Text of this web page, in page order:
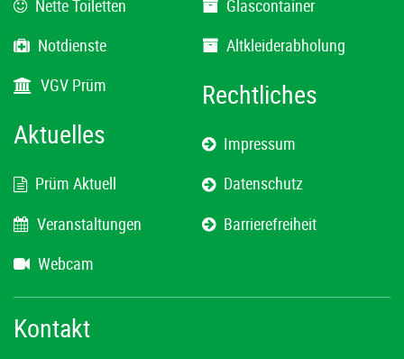
Kontakt
Nette Toiletten
Notdienste
VGV Prüm
Aktuelles
Prüm Aktuell
Veranstaltungen
Webcam
Glascontainer
Altkleiderabholung
Rechtliches
Impressum
Datenschutz
Barrierefreiheit